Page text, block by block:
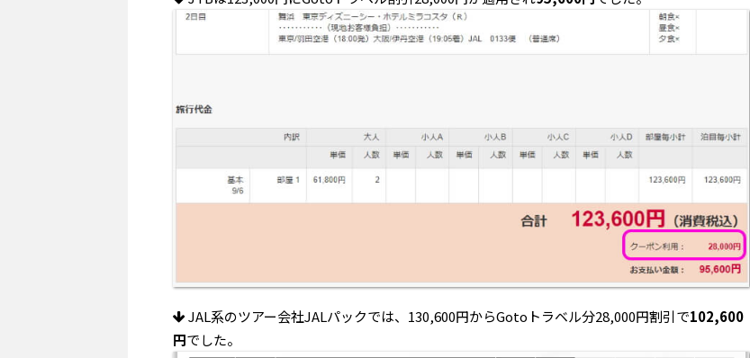
JAL系のツアー会社JALパックでは、130,600円からGotoトラベル分28,000円割引で102,600
円でした。